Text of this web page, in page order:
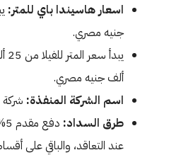
اسعار هاسيندا باي للمتر:
جنيه مصري.
ألف جنيه مصري.
اسم الشركة المنفذة: شركة
طرق السداد:
عند التعاقد، والباقي على أقساط